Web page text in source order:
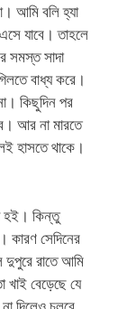
আমি বলি হ্যা
যাবে। তাহলে
সমস্ত সাদা
বাধ্য করে।
কিছুদিন পর
আর না মারতে
হাসতে থাকে।
হই। কিন্তু
কারণ সেদিনের
রাতে আমি
বেড়েছে যে